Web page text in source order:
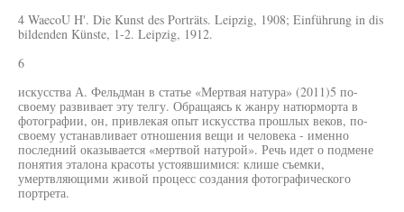
4 WaecoU H'. Die Kunst des Porträts. Leipzig, 1908; Einführung in dis
bildenden Künste, 1-2. Leipzig, 1912.
6
искусства А. Фельдман в статье «Мертвая натура» (2011)5 по-
своему развивает эту телгу. Обращаясь к жанру натюрморта в
фотографии, он, привлекая опыт искусства прошлых веков, по-
своему устанавливает отношения вещи и человека - именно
последний оказывается «мертвой натурой». Речь идет о подмене
понятия эталона красоты устоявшимися: клише съемки,
умертвляющими живой процесс создания фотографического
портрета.